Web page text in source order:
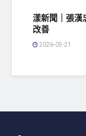
漾新聞｜張漢
改善
2026-05-21